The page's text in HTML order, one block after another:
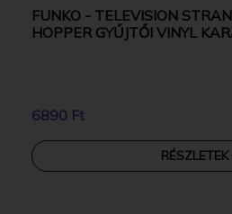
FUNKO - TELEVISION
HOPPER GYŰJTŐI VINYL
6890 Ft
RÉSZLETEK